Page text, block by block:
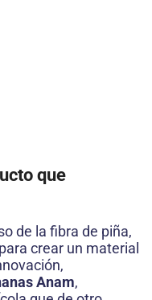
que
de la fibra de piña,
crear un material
Anam,